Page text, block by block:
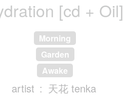
[cd + Oil]
Morning
Garden
Awake
artist
天花 tenka